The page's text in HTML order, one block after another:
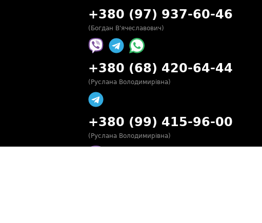
+380 (97) 937-60-46
(Богдан В'ячеславович)
+380 (68) 420-64-44
(Руслана Володимирівна)
+380 (99) 415-96-00
(Руслана Володимирівна)